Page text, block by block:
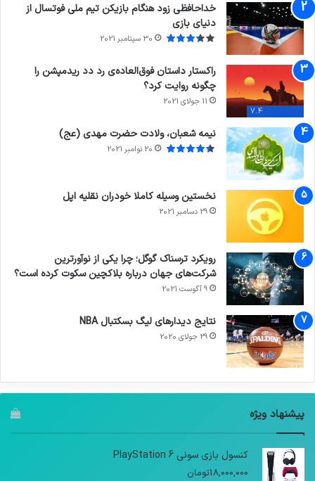
خداحافظی زود هنگام بازیکن تیم ملی فوتسال از
دنیای بازی
30 سپتامبر 2021
7.4
راکستار داستان فوق‌العاده‌ی رد دد ریدمپشن را
چگونه روایت کرد؟
11 جولای 2021
نیمه شعبان، ولادت حضرت مهدی (عج)
20 نوامبر 2021
نخستین وسیله کاملا خودران نقلیه اپل
29 دسامبر 2021
رویکرد ترسناک گوگل؛ چرا یکی از نوآورترین
شرکت‌های جهان درباره بلاکچین سکوت کرده است؟
9 آگوست 2021
نتایج دیدار‌های لیگ بسکتبال NBA
29 جولای 2020
پیشنهاد ویژه
کنسول بازی سونی PlayStation 6
18,000,000تومان